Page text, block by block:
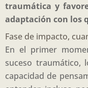
traumática y
adaptación con los
Fase de impacto,
En el primer
suceso traumático,
capacidad de